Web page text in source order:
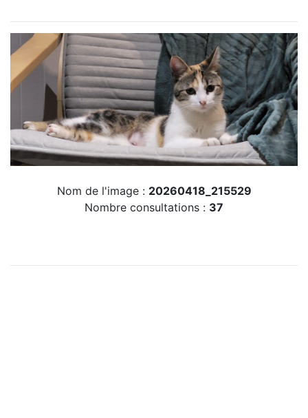
Nom de l'image : 20260418_215529
Nombre consultations : 37